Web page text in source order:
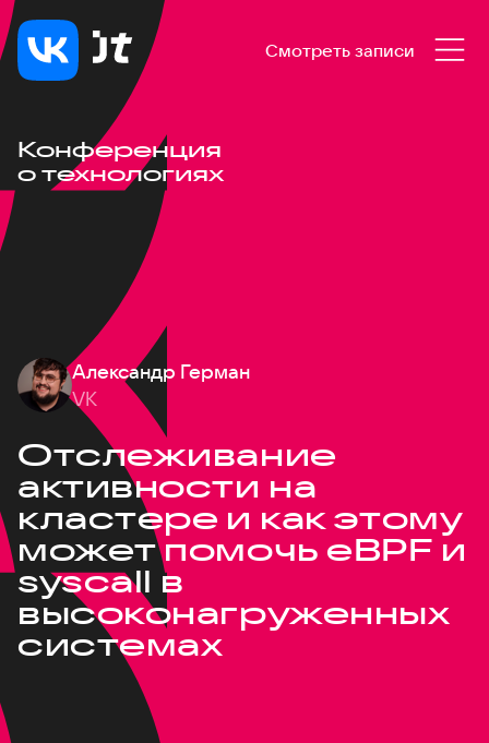
Смотреть записи
Конференция
о технологиях
Александр Герман
VK
Отслеживание
активности на
кластере и как этому
может помочь eBPF и
syscall в
высоконагруженных
системах